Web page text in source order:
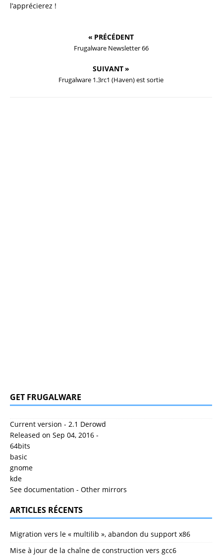
l’apprécierez !
« PRÉCÉDENT
Frugalware Newsletter 66
SUIVANT »
Frugalware 1.3rc1 (Haven) est sortie
GET FRUGALWARE
Current version - 2.1 Derowd
Released on Sep 04, 2016 -
64bits
basic
gnome
kde
See documentation - Other mirrors
ARTICLES RÉCENTS
Migration vers le « multilib », abandon du support x86
Mise à jour de la chaîne de construction vers gcc6